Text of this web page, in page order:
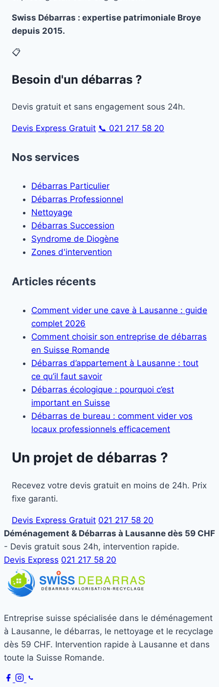
Swiss Débarras : expertise patrimoniale Broye
depuis 2015.
📋
Besoin d'un débarras ?
Devis gratuit et sans engagement sous 24h.
Devis Express Gratuit 📞 021 217 58 20
Nos services
Débarras Particulier
Débarras Professionnel
Nettoyage
Débarras Succession
Syndrome de Diogène
Zones d'intervention
Articles récents
Comment vider une cave à Lausanne : guide
complet 2026
Comment choisir son entreprise de débarras
en Suisse Romande
Débarras d’appartement à Lausanne : tout
ce qu’il faut savoir
Débarras écologique : pourquoi c’est
important en Suisse
Débarras de bureau : comment vider vos
locaux professionnels efficacement
Un projet de débarras ?
Recevez votre devis gratuit en moins de 24h. Prix
fixe garanti.
Devis Express Gratuit 021 217 58 20
Déménagement & Débarras à Lausanne dès 59 CHF
- Devis gratuit sous 24h, intervention rapide.
Devis Express 021 217 58 20
Entreprise suisse spécialisée dans le déménagement
à Lausanne, le débarras, le nettoyage et le recyclage
dès 59 CHF. Intervention rapide à Lausanne et dans
toute la Suisse Romande.